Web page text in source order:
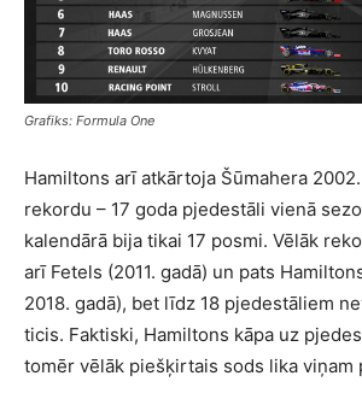
Grafiks: Formula One
Hamiltons arī atkārtoja Šūmahera
rekordu – 17 goda pjedestāli vienā
kalendārā bija tikai 17 posmi. Vēlāk
arī Fetels (2011. gadā) un pats
2018. gadā), bet līdz 18 pjedestāliem
ticis. Faktiski, Hamiltons kāpa uz
tomēr vēlāk piešķirtais sods lika viņam